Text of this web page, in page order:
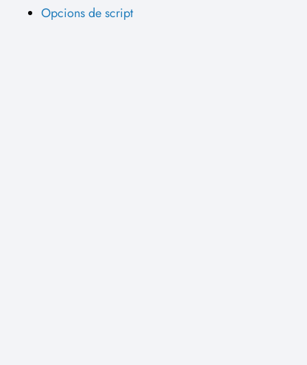
Opcions de script